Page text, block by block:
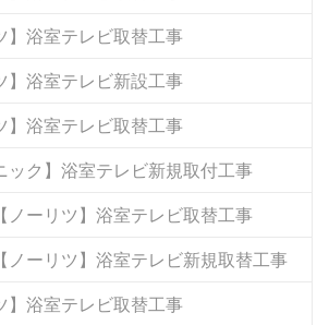
】浴室テレビ取替工事
】浴室テレビ新設工事
】浴室テレビ取替工事
ック】浴室テレビ新規取付工事
ノーリツ】浴室テレビ取替工事
ノーリツ】浴室テレビ新規取替工事
】浴室テレビ取替工事